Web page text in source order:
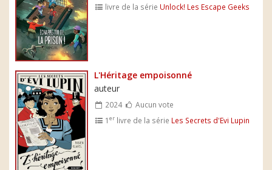
livre de la série Unlock! Les Escape Geeks
L'Héritage empoisonné
auteur
2024
Aucun vote
1er livre de la série Les Secrets d'Evi Lupin